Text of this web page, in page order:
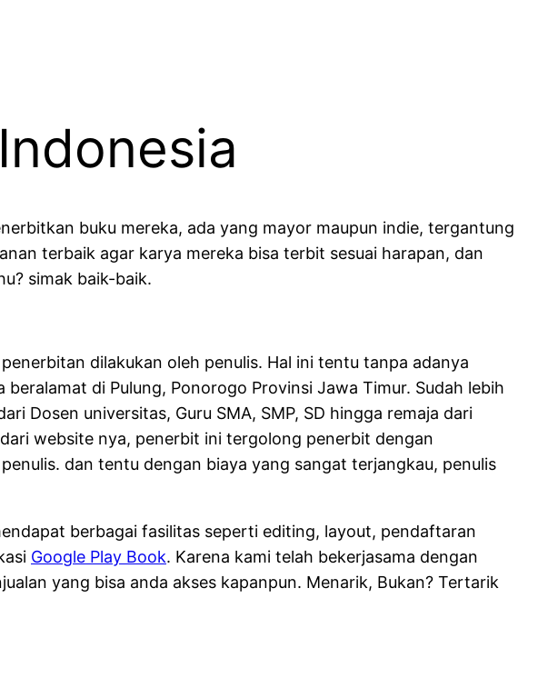
buku mereka, ada yang mayor maupun indie, tergantung
terbaik agar karya mereka bisa terbit sesuai harapan, dan
simak baik-baik.
dilakukan oleh penulis. Hal ini tentu tanpa adanya
di Pulung, Ponorogo Provinsi Jawa Timur. Sudah lebih
Dosen universitas, Guru SMA, SMP, SD hingga remaja dari
website nya, penerbit ini tergolong penerbit dengan
dan tentu dengan biaya yang sangat terjangkau, penulis
berbagai fasilitas seperti editing, layout, pendaftaran
Google Play Book. Karena kami telah bekerjasama dengan
yang bisa anda akses kapanpun. Menarik, Bukan? Tertarik